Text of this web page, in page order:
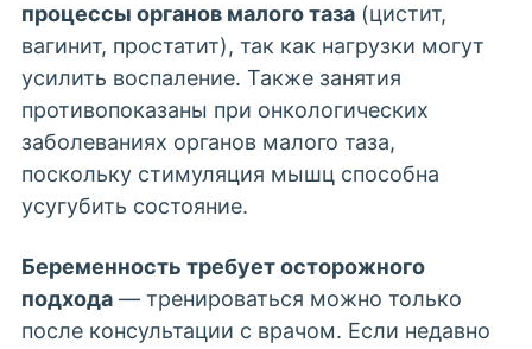
процессы органов малого таза (цистит,
вагинит, простатит), так как нагрузки могут
усилить воспаление. Также занятия
противопоказаны при онкологических
заболеваниях органов малого таза,
поскольку стимуляция мышц способна
усугубить состояние.
Беременность требует осторожного
подхода — тренироваться можно только
после консультации с врачом. Если недавно